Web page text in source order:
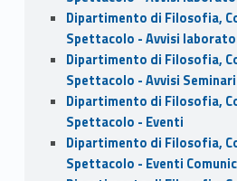
Dipartimento di Filosofia,
Spettacolo - Avvisi
Dipartimento di Filosofia,
Spettacolo - Avvisi
Dipartimento di Filosofia,
Spettacolo - Eventi
Dipartimento di Filosofia,
Spettacolo - Eventi